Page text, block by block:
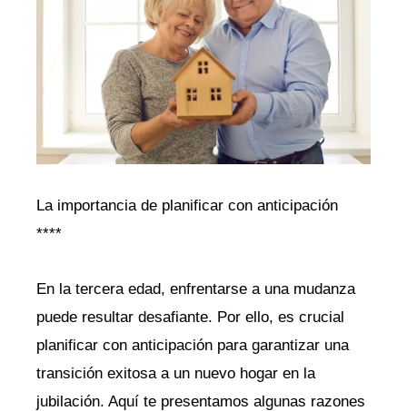
La importancia de planificar con anticipación
****
En la tercera⁢ edad, enfrentarse⁤ a una ⁢mudanza
‌puede‍ resultar desafiante. Por⁤ ello, es​ crucial‍
planificar con anticipación para garantizar una
transición exitosa a un nuevo ‌hogar en la
jubilación.‌ Aquí te presentamos algunas razones